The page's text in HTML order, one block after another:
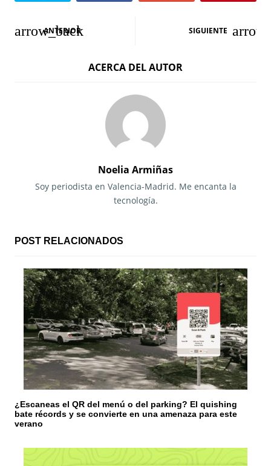
N
n
e
e
n
a
d
a
ANTERIOR SIGUIENTE
ACERCA DEL AUTOR
Noelia Armiñas
Soy periodista en Valencia-Madrid. Me encanta la
tecnología.
POST RELACIONADOS
¿Escaneas el QR del menú o del parking? El quishing
bate récords y se convierte en una amenaza para este
verano